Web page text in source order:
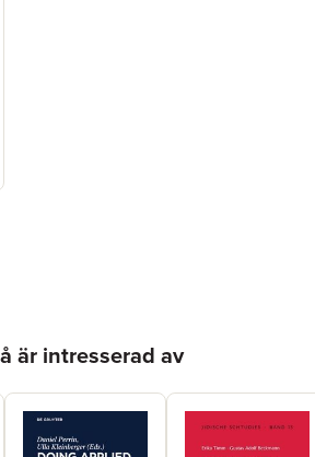
är intresserad av